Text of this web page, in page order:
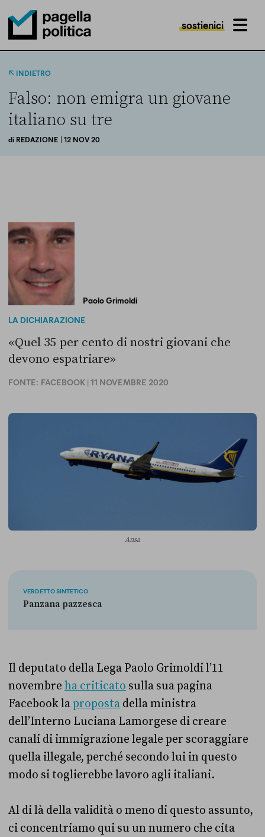
Pagella Politica Logo
sostienici MENU
INDIETRO
Falso: non emigra un giovane
italiano su tre
di REDAZIONE | 12 NOV 20
Paolo Grimoldi
LA DICHIARAZIONE
«Quel 35 per cento di nostri giovani che
devono espatriare»
FONTE: FACEBOOK | 11 NOVEMBRE 2020
Ansa
VERDETTO SINTETICO
Panzana pazzesca
Il deputato della Lega Paolo Grimoldi l’11
novembre ha criticato sulla sua pagina
Facebook laproposta della ministra
dell’Interno Luciana Lamorgese di creare
canali di immigrazione legale per scoraggiare
quella illegale, perché secondo lui in questo
modo si toglierebbe lavoro agli italiani.
Al di là della validità o meno di questo assunto,
ci concentriamo qui su un numero che cita